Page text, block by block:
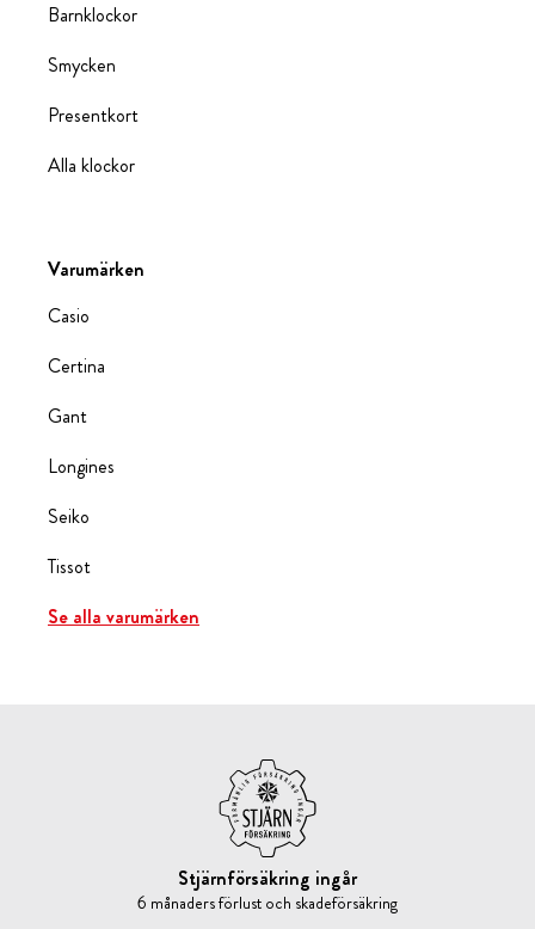
Barnklockor
Smycken
Presentkort
Alla klockor
Varumärken
Casio
Certina
Gant
Longines
Seiko
Tissot
Se alla varumärken
Stjärnförsäkring ingår
6 månaders förlust och skadeförsäkring